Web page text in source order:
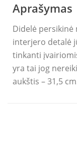
Aprašymas
Didelė
interjero detalė
tinkanti
yra tai jog
aukštis – 31,5